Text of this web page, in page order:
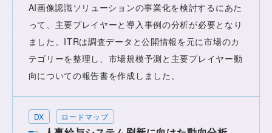
AI画像認識ソリューションの事業化を検討するにあた
って、主要プレイヤーと導入事例の分析が必要となり
ました。ITRは調査データと公開情報を元に市場のカ
テゴリーを整理し、市場規模予測と主要プレイヤー動
向についての報告書を作成しました。
DX ロードマップ